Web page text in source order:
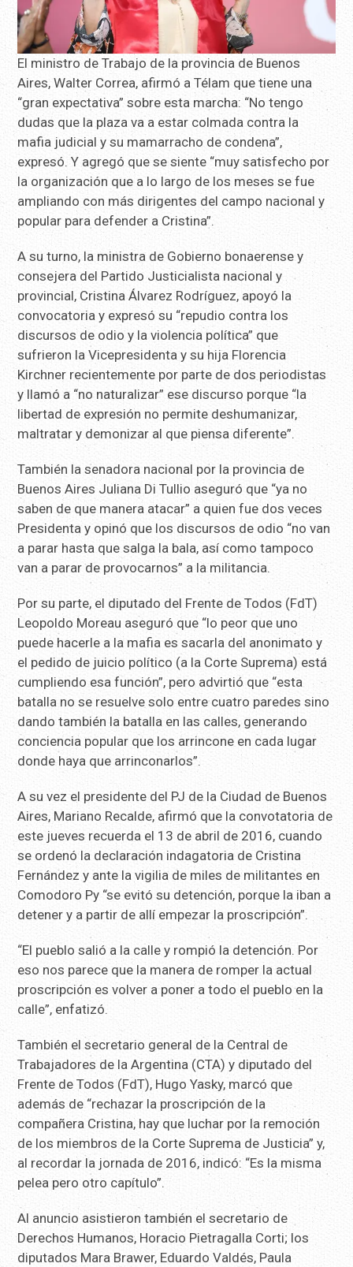
El ministro de Trabajo de la provincia de Buenos
Aires, Walter Correa, afirmó a Télam que tiene una
“gran expectativa” sobre esta marcha: “No tengo
dudas que la plaza va a estar colmada contra la
mafia judicial y su mamarracho de condena”,
expresó. Y agregó que se siente “muy satisfecho por
la organización que a lo largo de los meses se fue
ampliando con más dirigentes del campo nacional y
popular para defender a Cristina”.
A su turno, la ministra de Gobierno bonaerense y
consejera del Partido Justicialista nacional y
provincial, Cristina Álvarez Rodríguez, apoyó la
convocatoria y expresó su “repudio contra los
discursos de odio y la violencia política” que
sufrieron la Vicepresidenta y su hija Florencia
Kirchner recientemente por parte de dos periodistas
y llamó a “no naturalizar” ese discurso porque “la
libertad de expresión no permite deshumanizar,
maltratar y demonizar al que piensa diferente”.
También la senadora nacional por la provincia de
Buenos Aires Juliana Di Tullio aseguró que “ya no
saben de que manera atacar” a quien fue dos veces
Presidenta y opinó que los discursos de odio “no van
a parar hasta que salga la bala, así como tampoco
van a parar de provocarnos” a la militancia.
Por su parte, el diputado del Frente de Todos (FdT)
Leopoldo Moreau aseguró que “lo peor que uno
puede hacerle a la mafia es sacarla del anonimato y
el pedido de juicio político (a la Corte Suprema) está
cumpliendo esa función”, pero advirtió que “esta
batalla no se resuelve solo entre cuatro paredes sino
dando también la batalla en las calles, generando
conciencia popular que los arrincone en cada lugar
donde haya que arrinconarlos”.
A su vez el presidente del PJ de la Ciudad de Buenos
Aires, Mariano Recalde, afirmó que la convotatoria de
este jueves recuerda el 13 de abril de 2016, cuando
se ordenó la declaración indagatoria de Cristina
Fernández y ante la vigilia de miles de militantes en
Comodoro Py “se evitó su detención, porque la iban a
detener y a partir de allí empezar la proscripción”.
“El pueblo salió a la calle y rompió la detención. Por
eso nos parece que la manera de romper la actual
proscripción es volver a poner a todo el pueblo en la
calle”, enfatizó.
También el secretario general de la Central de
Trabajadores de la Argentina (CTA) y diputado del
Frente de Todos (FdT), Hugo Yasky, marcó que
además de “rechazar la proscripción de la
compañera Cristina, hay que luchar por la remoción
de los miembros de la Corte Suprema de Justicia” y,
al recordar la jornada de 2016, indicó: “Es la misma
pelea pero otro capítulo”.
Al anuncio asistieron también el secretario de
Derechos Humanos, Horacio Pietragalla Corti; los
diputados Mara Brawer, Eduardo Valdés, Paula